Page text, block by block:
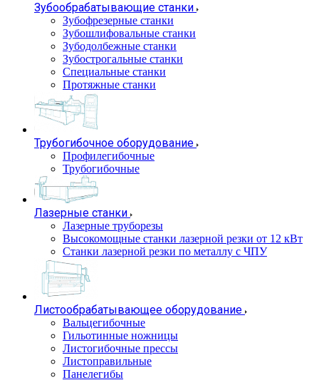
Зубообрабатывающие станки
Зубофрезерные станки
Зубошлифовальные станки
Зубодолбежные станки
Зубострогальные станки
Специальные станки
Протяжные станки
Трубогибочное оборудование
Профилегибочные
Трубогибочные
Лазерные станки
Лазерные труборезы
Высокомощные станки лазерной резки от 12 кВт
Станки лазерной резки по металлу с ЧПУ
Листообрабатывающее оборудование
Вальцегибочные
Гильотинные ножницы
Листогибочные прессы
Листоправильные
Панелегибы